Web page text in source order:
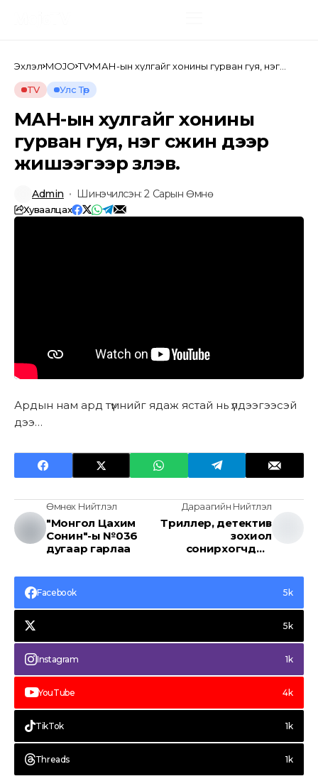
Эхлэл MOJO TV МАН-ын хулгайг хонины гурван гуя, нэг
TV
Улс Төр
МАН-ын хулгайг хонины
гурван гуя, нэг сүүжин дээр
жишээгээр үзүүлэв.
Admin Шинэчилсэн: 2 Сарын Өмнө
Хуваалцах
Ардын нам ард түмнийг ядаж ястай нь үлдээгээсэй
дээ…
Өмнөх Нийтлэл
"Монгол Цахим
Сонин"-ы №036
дугаар гарлаа
Дараагийн Нийтлэл
Триллер, детектив
зохиол
сонирхогчдын
хэвлэгдсэн
ТЭНҮҮЛЧИН ХОЁР"
Facebook 5k
5k
Instagram 1k
YouTube 4k
TikTok 1k
Threads 1k